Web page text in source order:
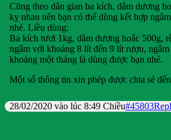
Cũng theo dân gian ba kích, dâm dương
kỵ nhau nên bạn có thể dùng kết hợp
nhé. Liều dùng:
Ba kích tươi 1kg, dâm dương hoắc 500g,
ngâm với khoảng 8 lít đến 9 lít rượu,
khoảng một tháng là dùng được bạn nhé.
Một số thông tin xin phép được chia sẻ
28/02/2020 vào lúc 8:49 Chiều#45803